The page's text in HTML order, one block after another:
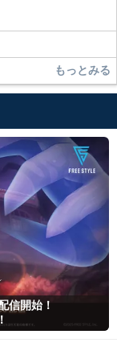
もっとみる
信開始！